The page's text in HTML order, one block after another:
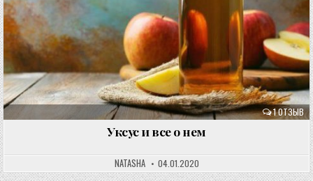
1 ОТЗЫВ
Уксус и все о нем
NATASHA 04.01.2020